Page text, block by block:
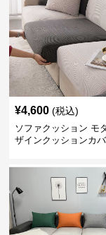
¥4,600 (税込)
ソファクッション モ
ザインクッションカ